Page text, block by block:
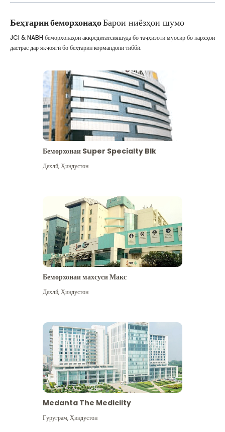
Беҳтарин беморхонаҳоБарои ниёзҳои шумо
JCI & NABH беморхонаҳои аккредитатсияшуда бо таҷҳизоти муосир бо нархҳои
дастрас дар якҷоягӣ бо беҳтарин кормандони тиббӣ.
Беморхонаи Super Specialty Blk
Дехлй,Ҳиндустон
Беморхонаи махсуси Макс
Дехлй,Ҳиндустон
Medanta The Mediciity
Гуруграм,Ҳиндустон